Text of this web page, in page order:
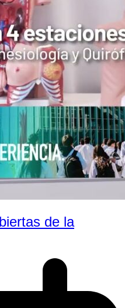
de la